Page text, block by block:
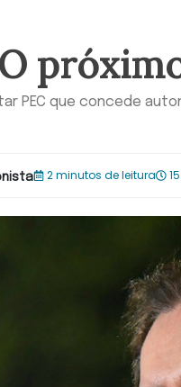
PEC que concede
2 minutos de leitura